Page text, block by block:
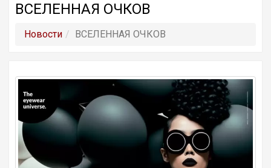
ВСЕЛЕННАЯ ОЧКОВ
Новости ВСЕЛЕННАЯ ОЧКОВ